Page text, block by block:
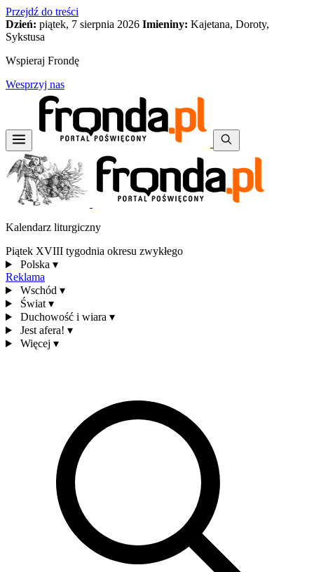
Przejdź do treści
Dzień: piątek, 7 sierpnia 2026 Imieniny: Kajetana, Doroty,
Sykstusa
Wspieraj Frondę
Wesprzyj nas
Kalendarz liturgiczny
Piątek XVIII tygodnia okresu zwykłego
Polska ▾
Reklama
Wschód ▾
Świat ▾
Duchowość i wiara ▾
Jest afera! ▾
Więcej ▾